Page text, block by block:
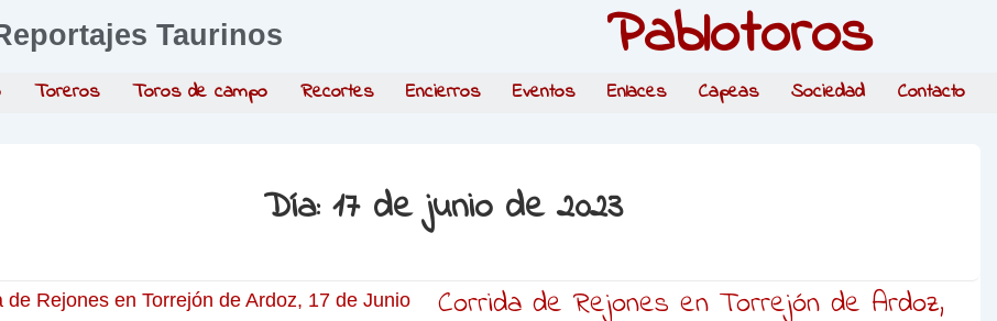
Taurinos Pablotoros
Toreros Toros de campo Recortes Encierros Eventos Enlaces Capeas Sociedad Contacto
Día: 17 de junio de 2023
Corrida de Rejones en Torrejón de Ardoz,